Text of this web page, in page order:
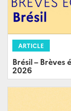
ARTICLE
Brésil –
2026